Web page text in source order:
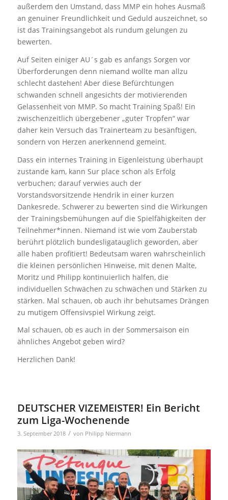
außerdem den Umstand, dass MMP ein hohes Ausmaß
an genuiner Freundlichkeit und Geduld auszeichnet, so
ist das Trainingsangebot als rundum gelungen zu
bewerten.
Auf Seiten einiger AU´s gab es anfangs Sorgen vor
Überforderungen denn niemand wollte man allzu
schlecht dastehen! Aber diese Befürchtungen
schwanden schnell angesichts der motivierenden
Gelassenheit von MMP. So macht Training Spaß! Ein
zwischenzeitlich übergebener „guter Tropfen“ war
daher kein Versuch das Trainerteam zu besänftigen,
sondern von Herzen anerkennend gemeint.
Dass ein internes Training in Eigenleistung überhaupt
zustande kam, kann Sur place schon als Erfolg
verbuchen; darauf verwies auch der
Vorstandsvorsitzende Hendrik in einer kurzen
Dankesrede. Schwerer zu bewerten sind die Wirkungen
der Trainingsbemühungen auf die Spielfähigkeiten der
Teilnehmer*innen. Niemand ist wie vom Zauberstab
berührt plötzlich bundesligatauglich geworden, aber
alle haben profitiert! Bedeutsam waren wahrscheinlich
die kleinen persönlichen Hinweise, mit denen Malte,
Moritz und Philipp kontinuierlich halfen, die
individuellen Schwächen zu schwächen und Stärken zu
stärken. Mal schauen, ob auch ihr behutsames Drängen
zu mutigem Offensivspiel Wirkung zeigt.
Mal schauen, ob es auch in der Sommersaison ein
ähnliches Angebot geben wird?
Herzlichen Dank!
DEUTSCHER VIZEMEISTER! Ein Bericht
zum Liga-Wochenende
3. September 2018 / von Philipp Niermann